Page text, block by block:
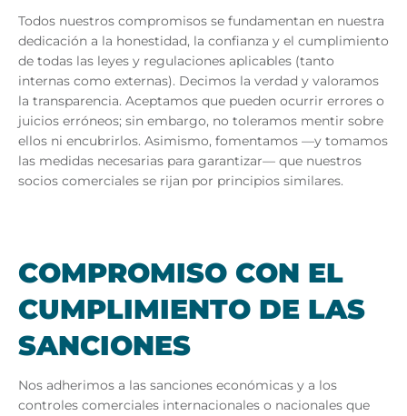
Todos nuestros compromisos se fundamentan en nuestra
dedicación a la honestidad, la confianza y el cumplimiento
de todas las leyes y regulaciones aplicables (tanto
internas como externas). Decimos la verdad y valoramos
la transparencia. Aceptamos que pueden ocurrir errores o
juicios erróneos; sin embargo, no toleramos mentir sobre
ellos ni encubrirlos. Asimismo, fomentamos —y tomamos
las medidas necesarias para garantizar— que nuestros
socios comerciales se rijan por principios similares.
COM­PRO­MI­SO CON EL
CUM­PLI­MIEN­TO DE LAS
SAN­CIO­NES
Nos adherimos a las sanciones económicas y a los
controles comerciales internacionales o nacionales que